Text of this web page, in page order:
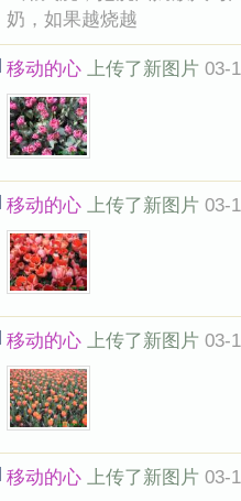
奶，如果越烧越
移动的心 上传了新图片 03-
移动的心 上传了新图片 03-
移动的心 上传了新图片 03-
移动的心 上传了新图片 03-